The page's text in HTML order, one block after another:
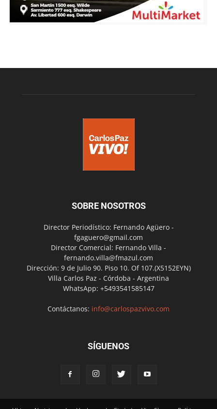
SOBRE NOSOTROS
Director Periodístico: Fernando Agüero -
fgaguero@gmail.com
Director Comercial: Fernando Villa -
fernando.villa@fmazul.com
Dirección: 9 de Julio 90. Piso 10. Of 107.(X5152EYN)
Villa Carlos Paz - Córdoba - Argentina
WhatsApp: +5493541585147
Contáctanos: info@carlospazvivo.com
SÍGUENOS